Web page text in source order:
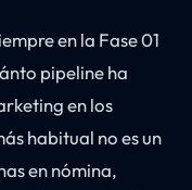
en la Fase 01
pipeline ha
en los
habitual no es un
en nómina,